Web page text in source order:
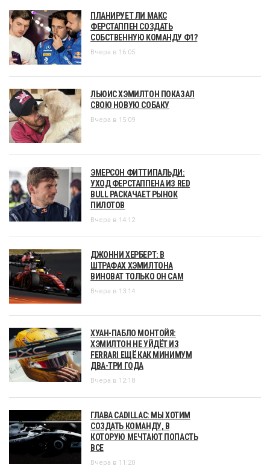
ПЛАНИРУЕТ ЛИ МАКС
ФЕРСТАППЕН СОЗДАТЬ
СОБСТВЕННУЮ КОМАНДУ Ф1?
Вчера в 16:05
ЛЬЮИС ХЭМИЛТОН ПОКАЗАЛ
СВОЮ НОВУЮ СОБАКУ
Вчера в 15:09
ЭМЕРСОН ФИТТИПАЛЬДИ:
УХОД ФЕРСТАППЕНА ИЗ RED
BULL РАСКАЧАЕТ РЫНОК
ПИЛОТОВ
Вчера в 14:12
ДЖОННИ ХЕРБЕРТ: В
ШТРАФАХ ХЭМИЛТОНА
ВИНОВАТ ТОЛЬКО ОН САМ
Вчера в 13:14
ХУАН-ПАБЛО МОНТОЙЯ:
ХЭМИЛТОН НЕ УЙДЁТ ИЗ
FERRARI ЕЩЁ КАК МИНИМУМ
ДВА-ТРИ ГОДА
Вчера в 12:18
ГЛАВА CADILLAC: МЫ ХОТИМ
СОЗДАТЬ КОМАНДУ, В
КОТОРУЮ МЕЧТАЮТ ПОПАСТЬ
ВСЕ
Вчера в 11:20